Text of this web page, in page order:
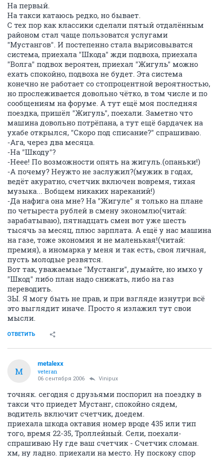
На первый.
На такси катаюсь редко, но бывает.
С тех пор как классики сделали пятый отдалённым
районом стал чаще пользоватся услугами
"Мустангов". И постепенно стала вырисовыватся
система, приехала "Шкода" жди подвоха, приехала
"Волга" подвох вероятен, приехал "Жигуль" можно
ехать спокойно, подвоха не будет. Эта система
конечно не работает со стопроцентной вероятностью,
но прослеживается довольно чётко, в том числе и по
сообщениям на форуме. А тут ещё моя последняя
поездка, пришёл "Жигуль", поехали. Заметно что
машина довольно потрёпана, а тут ещё бардачек на
ухабе открылся, "Скоро под списание?" спрашиваю.
-Ага, через два месяца.
-На "Шкоду"?
-Неее! По возможности опять на жигуль.(опаньки!)
-А почему? Неужто не заслужил?(мужик в годах,
ведёт акуратно, счетчик включен вовремя, тихая
музыка... Вобщем никаких нареканий!)
-Да нафига она мне? На "Жигуле" я только на плане
по четыреста рублей в смену экономлю(читай:
зарабатываю), пятнадцать смен вот уже шесть
тысячь за месяц, плюс зарплата. А ещё у нас машина
на газе, тоже экономия и не маленькая!(читай:
премия), а иномарка у меня и так есть, своя личная,
пусть молодые резвятся.
Вот так, уважаемые "Мустанги", думайте, но имхо у
"Шкод" либо план надо снижать, либо на газ
переводить.
ЗЫ. Я могу быть не прав, и при взгляде изнутри всё
это выглядит иначе. Просто я излажил тут свои
мысли.
ОТВЕТИТЬ
M
metalexx
veteran
06 сентября 2006 Vinipux
точняк. сегодня с друзьями поспорил на поездку в
такси что приедет Мустанг, спокойно сядем,
водитель включит счетчик, доедем.
приехала шкода октавия номер вроде 435 или тип
того, время 22-35, Троллейный. Сели, поехали-
спрашиваю Ну где ваш счетчик - Счетчик сломан.
хм, ну ладно. приехали на место. Ну поскоку спор